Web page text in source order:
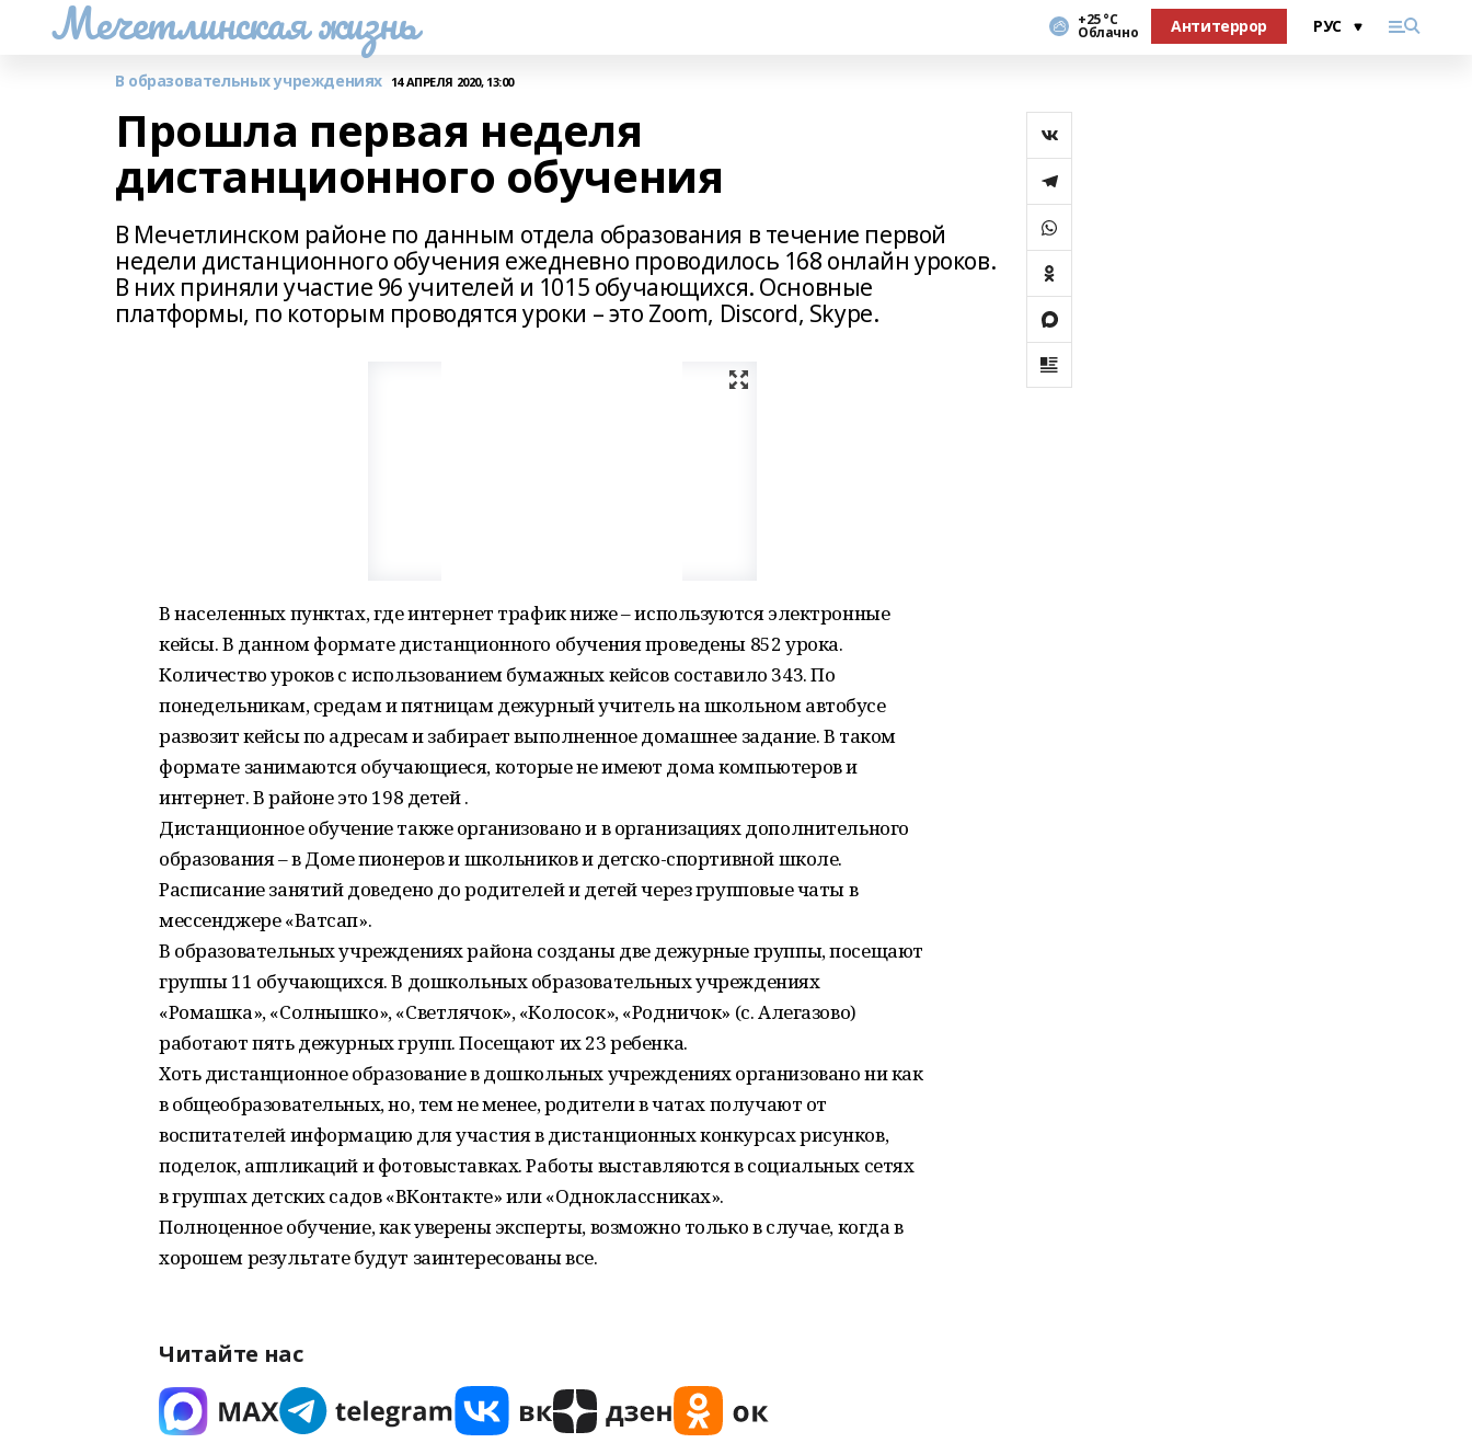
Мечетлинская жизнь +25 °С
Облачно Антитеррор
В образовательных учреждениях 14 АПРЕЛЯ 2020, 13:00
Прошла первая неделя
дистанционного обучения
В Мечетлинском районе по данным отдела образования в течение первой
недели дистанционного обучения ежедневно проводилось 168 онлайн уроков.
В них приняли участие 96 учителей и 1015 обучающихся. Основные
платформы, по которым проводятся уроки – это Zoom, Discord, Skype.
В населенных пунктах, где интернет трафик ниже – используются электронные
кейсы. В данном формате дистанционного обучения проведены 852 урока.
Количество уроков с использованием бумажных кейсов составило 343. По
понедельникам, средам и пятницам дежурный учитель на школьном автобусе
развозит кейсы по адресам и забирает выполненное домашнее задание. В таком
формате занимаются обучающиеся, которые не имеют дома компьютеров и
интернет. В районе это 198 детей .
Дистанционное обучение также организовано и в организациях дополнительного
образования – в Доме пионеров и школьников и детско-спортивной школе.
Расписание занятий доведено до родителей и детей через групповые чаты в
мессенджере «Ватсап».
В образовательных учреждениях района созданы две дежурные группы, посещают
группы 11 обучающихся. В дошкольных образовательных учреждениях
«Ромашка», «Солнышко», «Светлячок», «Колосок», «Родничок» (с. Алегазово)
работают пять дежурных групп. Посещают их 23 ребенка.
Хоть дистанционное образование в дошкольных учреждениях организовано ни как
в общеобразовательных, но, тем не менее, родители в чатах получают от
воспитателей информацию для участия в дистанционных конкурсах рисунков,
поделок, аппликаций и фотовыставках. Работы выставляются в социальных сетях
в группах детских садов «ВКонтакте» или «Одноклассниках».
Полноценное обучение, как уверены эксперты, возможно только в случае, когда в
хорошем результате будут заинтересованы все.
Читайте нас